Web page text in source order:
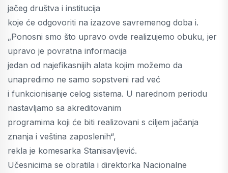
jačeg društva i institucija
koje će odgovoriti na izazove savremenog doba i.
„Ponosni smo što upravo ovde realizujemo obuku, jer
upravo je povratna informacija
jedan od najefikasnijih alata kojim možemo da
unapredimo ne samo sopstveni rad već
i funkcionisanje celog sistema. U narednom periodu
nastavljamo sa akreditovanim
programima koji će biti realizovani s ciljem jačanja
znanja i veština zaposlenih“,
rekla je komesarka Stanisavljević.
Učesnicima se obratila i direktorka Nacionalne